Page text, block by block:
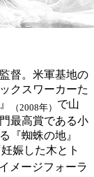
督。米軍基地の
クスワーカーた
（2008年） で山
最高賞である小
『蜘蛛の地』
娠した木とト
メージフォーラ